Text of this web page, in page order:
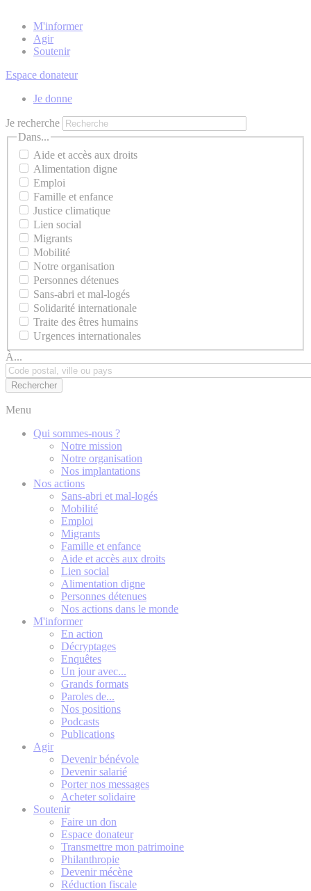
M'informer
Agir
Soutenir
Espace donateur
Je donne
Je recherche
Dans...
Aide et accès aux droits
Alimentation digne
Emploi
Famille et enfance
Justice climatique
Lien social
Migrants
Mobilité
Notre organisation
Personnes détenues
Sans-abri et mal-logés
Solidarité internationale
Traite des êtres humains
Urgences internationales
À...
Menu
Qui sommes-nous ?
Notre mission
Notre organisation
Nos implantations
Nos actions
Sans-abri et mal-logés
Mobilité
Emploi
Migrants
Famille et enfance
Aide et accès aux droits
Lien social
Alimentation digne
Personnes détenues
Nos actions dans le monde
M'informer
En action
Décryptages
Enquêtes
Un jour avec...
Grands formats
Paroles de...
Nos positions
Podcasts
Publications
Agir
Devenir bénévole
Devenir salarié
Porter nos messages
Acheter solidaire
Soutenir
Faire un don
Espace donateur
Transmettre mon patrimoine
Philanthropie
Devenir mécène
Réduction fiscale